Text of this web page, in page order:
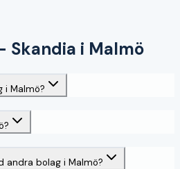
Skandia i Malmö
i Malmö?
andra bolag i Malmö?